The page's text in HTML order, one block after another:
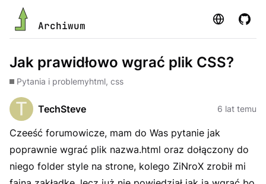
Archiwum Strona
Jak prawidłowo wgrać plik CSS?
Pytania i problemyhtml, css
TechSteve 6 lat temu
Czeeść forumowicze, mam do Was pytanie jak
poprawnie wgrać plik nazwa.html oraz dołączony do
niego folder style na strone, kolego ZiNroX zrobił mi